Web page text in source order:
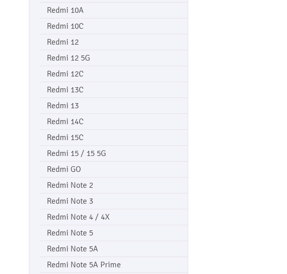
Redmi 10A
Redmi 10C
Redmi 12
Redmi 12 5G
Redmi 12C
Redmi 13C
Redmi 13
Redmi 14C
Redmi 15C
Redmi 15 / 15 5G
Redmi GO
Redmi Note 2
Redmi Note 3
Redmi Note 4 / 4X
Redmi Note 5
Redmi Note 5A
Redmi Note 5A Prime